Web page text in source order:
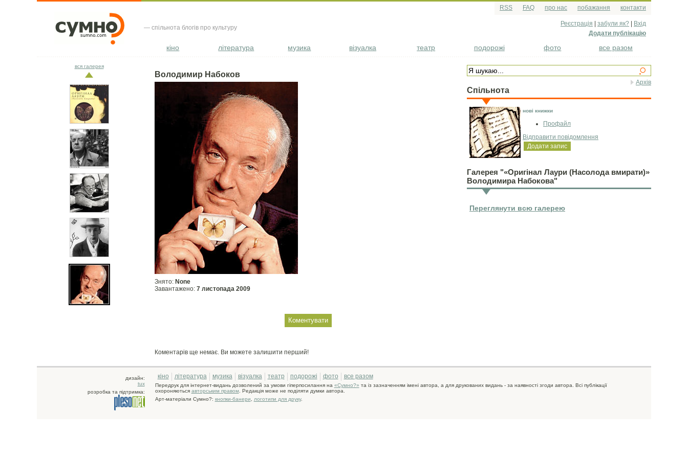
— спільнота блогів про культуру
RSS FAQ про нас побажання контакти
Реєстрація забули як?
Вхід
Додати публікацію
кіно література музика візуалка театр подорожі фото все разом
Архів
Спільнота
нові книжки
Профайл
Відправити повідомлення
Додати запис
Галерея "«Оригінал Лаури (Насолода вмирати)»
Володимира Набокова"
Переглянути всю галерею
Володимир Набоков
Знято: None
Завантажено: 7 листопада 2009
Коментарів ще немає. Ви можете залишити перший!
вся галерея
дизайн:
tux
розробка та підтримка:
кіно література музика візуалка театр подорожі фото все разом
Передрук для інтернет-видань дозволений за умови гіперпосилання на «Сумно?» та із зазначенням імені автора, а для друкованих видань - за наявності згоди автора. Всі публікації
охороняються авторським правом. Редакція може не поділяти думки автора.
Арт-матеріали Сумно?: кнопки-банери логотипи для друку.